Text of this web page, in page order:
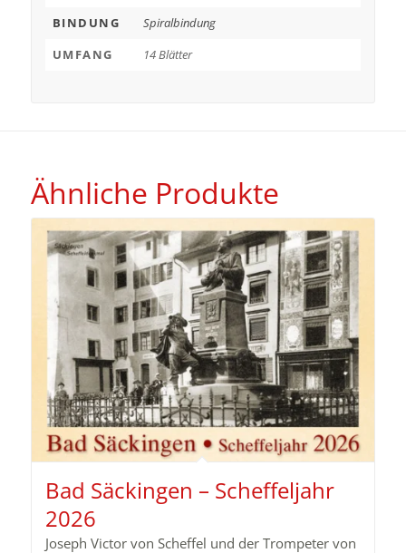
BINDUNG
Spiralbindung
UMFANG
14 Blätter
Ähnliche Produkte
Bad Säckingen – Scheffeljahr
2026
Joseph Victor von Scheffel und der Trompeter von